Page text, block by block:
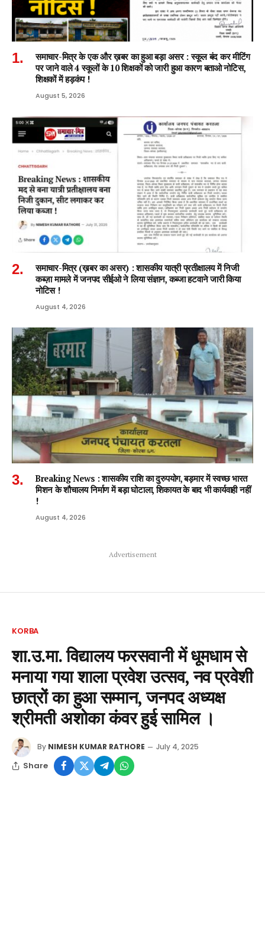
समाचार-मित्र के एक और ख़बर का हुआ बड़ा असर : स्कूल बंद कर मीटिंग
पर जाने वाले 4 स्कूलों के 10 शिक्षकों को जारी हुआ कारण बताओ नोटिस,
शिक्षकों में हड़कंप !
August 5, 2026
समाचार-मित्र (ख़बर का असर) : शासकीय यात्री प्रतीक्षालय में निजी
कब्ज़ा मामले में जनपद सीईओ ने लिया संज्ञान, कब्जा हटवाने जारी किया
नोटिस !
August 4, 2026
Breaking News : शासकीय राशि का दुरुपयोग, बड़मार में स्वच्छ भारत
मिशन के शौचालय निर्माण में बड़ा घोटाला, शिकायत के बाद भी कार्यवाही नहीं
!
August 4, 2026
Advertisement
KORBA
शा.उ.मा. विद्यालय फरसवानी में धूमधाम से
मनाया गया शाला प्रवेश उत्सव, नव प्रवेशी
छात्रों का हुआ सम्मान, जनपद अध्यक्ष
श्रीमती अशोका कंवर हुई सामिल ।
By NIMESH KUMAR RATHORE July 4, 2025
Share